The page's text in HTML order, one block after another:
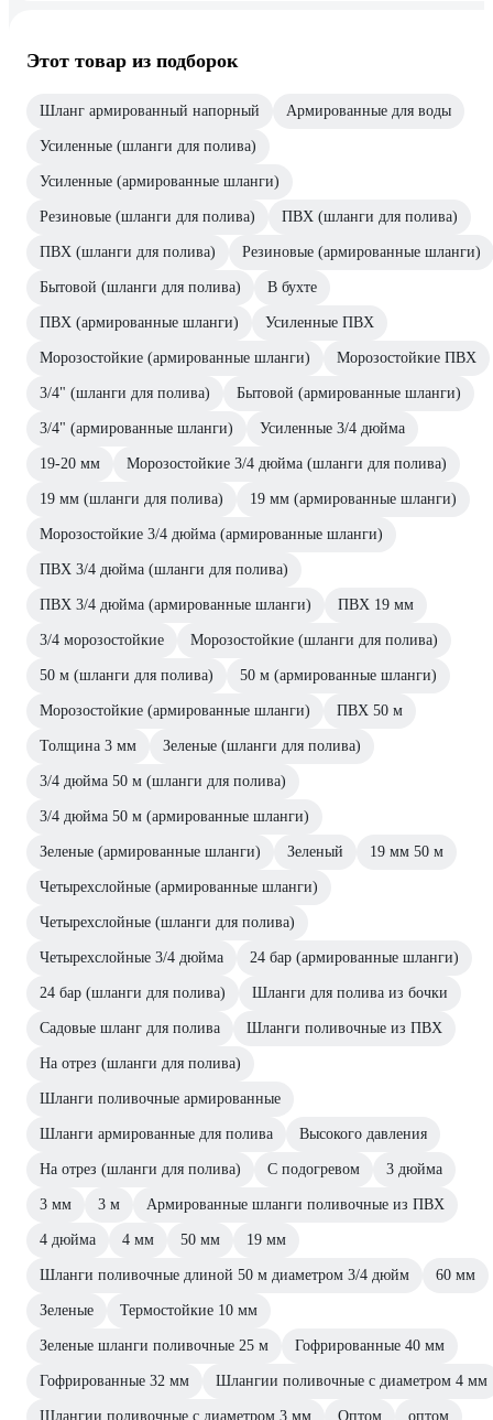
Этот товар из подборок
Шланг армированный напорный Армированные для воды
Усиленные (шланги для полива)
Усиленные (армированные шланги)
Резиновые (шланги для полива) ПВХ (шланги для полива)
ПВХ (шланги для полива) Резиновые (армированные шланги)
Бытовой (шланги для полива) В бухте
ПВХ (армированные шланги) Усиленные ПВХ
Морозостойкие (армированные шланги) Морозостойкие ПВХ
3/4" (шланги для полива) Бытовой (армированные шланги)
3/4" (армированные шланги) Усиленные 3/4 дюйма
19-20 мм Морозостойкие 3/4 дюйма (шланги для полива)
19 мм (шланги для полива) 19 мм (армированные шланги)
Морозостойкие 3/4 дюйма (армированные шланги)
ПВХ 3/4 дюйма (шланги для полива)
ПВХ 3/4 дюйма (армированные шланги) ПВХ 19 мм
3/4 морозостойкие Морозостойкие (шланги для полива)
50 м (шланги для полива) 50 м (армированные шланги)
Морозостойкие (армированные шланги) ПВХ 50 м
Толщина 3 мм Зеленые (шланги для полива)
3/4 дюйма 50 м (шланги для полива)
3/4 дюйма 50 м (армированные шланги)
Зеленые (армированные шланги) Зеленый 19 мм 50 м
Четырехслойные (армированные шланги)
Четырехслойные (шланги для полива)
Четырехслойные 3/4 дюйма 24 бар (армированные шланги)
24 бар (шланги для полива) Шланги для полива из бочки
Садовые шланг для полива Шланги поливочные из ПВХ
На отрез (шланги для полива)
Шланги поливочные армированные
Шланги армированные для полива Высокого давления
На отрез (шланги для полива) С подогревом 3 дюйма
3 мм 3 м Армированные шланги поливочные из ПВХ
4 дюйма 4 мм 50 мм 19 мм
Шланги поливочные длиной 50 м диаметром 3/4 дюйм 60 мм
Зеленые Термостойкие 10 мм
Зеленые шланги поливочные 25 м Гофрированные 40 мм
Гофрированные 32 мм Шлангии поливочные с диаметром 4 мм
Шлангии поливочные с диаметром 3 мм Оптом оптом